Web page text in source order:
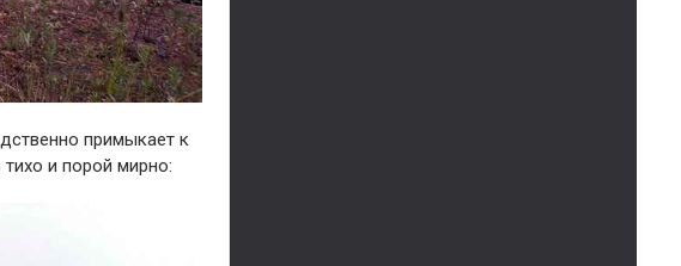
примыкает к
и порой мирно: